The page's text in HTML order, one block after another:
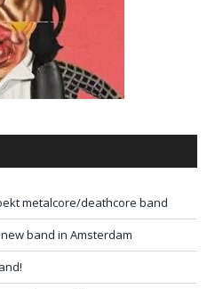
metalcore/deathcore band
band in Amsterdam